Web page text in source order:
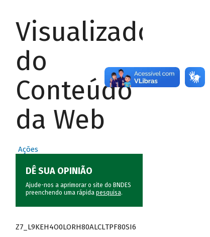
Visualizador
do
Conteúdo
da Web
Ações
DÊ SUA OPINIÃO
Ajude-nos a aprimorar o site do BNDES
preenchendo uma rápida pesquisa.
Z7_L9KEH4O0LORH80ALCLTPF80SI6